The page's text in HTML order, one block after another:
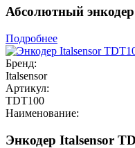
Абсолютный
Подробнее
Бренд:
Italsensor
Артикул:
TDT100
Наименование:
Энкодер Italsensor